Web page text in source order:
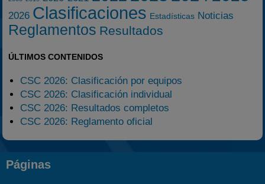
2026 Clasificaciones Estadísticas Noticias
Reglamentos Resultados
ÚLTIMOS CONTENIDOS
CSC 2026: Clasificación por equipos
CSC 2026: Clasificación individual
CSC 2026: Resultados completos
CSC 2026: Reglamento oficial
Páginas